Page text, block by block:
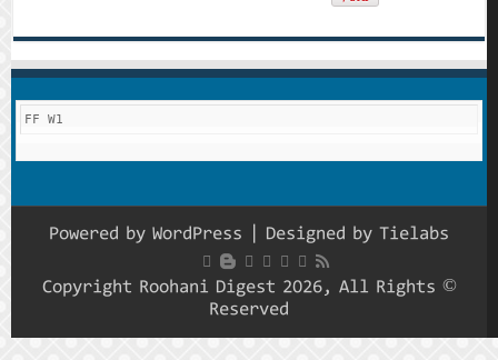
FF W1
Powered by WordPress | Designed by Tielabs
© Copyright Roohani Digest 2026, All Rights
Reserved